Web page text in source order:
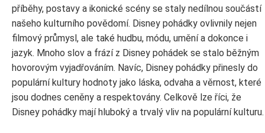
příběhy, postavy a ikonické scény se staly nedílnou součástí
našeho kulturního povědomí. Disney pohádky ovlivnily nejen
filmový průmysl, ale také hudbu, módu, umění a dokonce i
jazyk. Mnoho slov a frází z Disney pohádek se stalo běžným
hovorovým vyjadřováním. Navíc, Disney pohádky přinesly do
populární kultury hodnoty jako láska, odvaha a věrnost, které
jsou dodnes ceněny a respektovány. Celkově lze říci, že
Disney pohádky mají hluboký a trvalý vliv na populární kulturu.